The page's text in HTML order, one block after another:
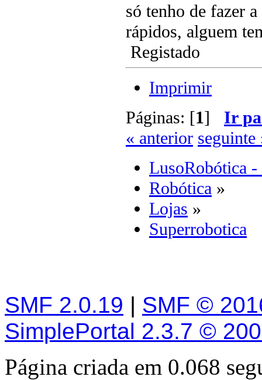
só tenho de fazer
rápidos, alguem
Registado
Imprimir
Páginas: [1] Ir
« anterior seguinte
LusoRobótica -
Robótica »
Lojas »
Superrobotica
SMF 2.0.19 | SMF ©
SimplePortal 2.3.7 ©
Página criada em 0.068